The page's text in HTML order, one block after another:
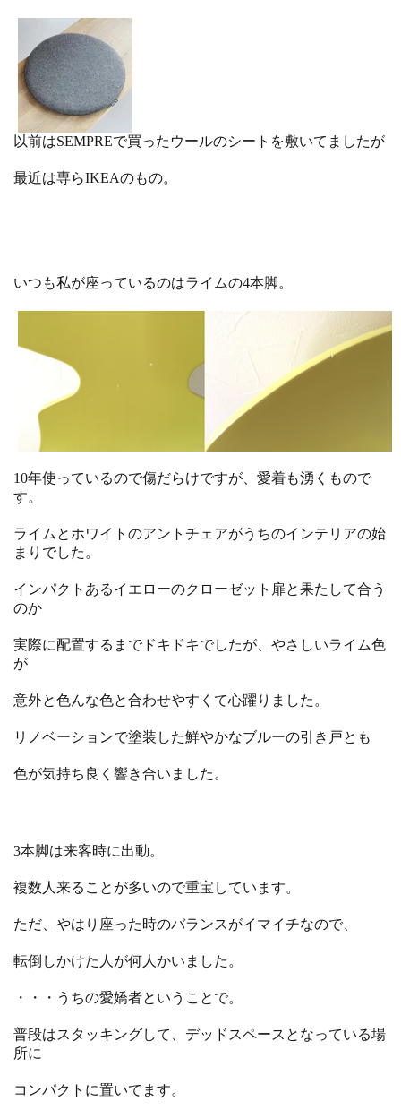
以前はSEMPREで買ったウールのシートを敷いてましたが
最近は専らIKEAのもの。
いつも私が座っているのはライムの4本脚。
10年使っているので傷だらけですが、愛着も湧くもので
す。
ライムとホワイトのアントチェアがうちのインテリアの始
まりでした。
インパクトあるイエローのクローゼット扉と果たして合う
のか
実際に配置するまでドキドキでしたが、やさしいライム色
が
意外と色んな色と合わせやすくて心躍りました。
リノベーションで塗装した鮮やかなブルーの引き戸とも
色が気持ち良く響き合いました。
3本脚は来客時に出動。
複数人来ることが多いので重宝しています。
ただ、やはり座った時のバランスがイマイチなので、
転倒しかけた人が何人かいました。
・・・うちの愛嬌者ということで。
普段はスタッキングして、デッドスペースとなっている場
所に
コンパクトに置いてます。